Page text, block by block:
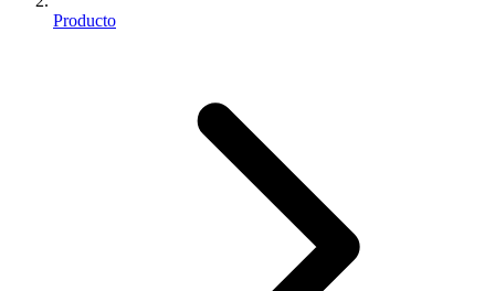
Producto